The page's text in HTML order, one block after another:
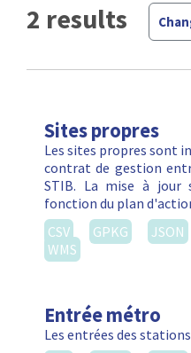
2 results
Sites propres
Les sites propres sont
contrat de gestion
STIB. La mise à jour
fonction du plan
CSV
GPKG JSON
WMS
Entrée métro
Les entrées des